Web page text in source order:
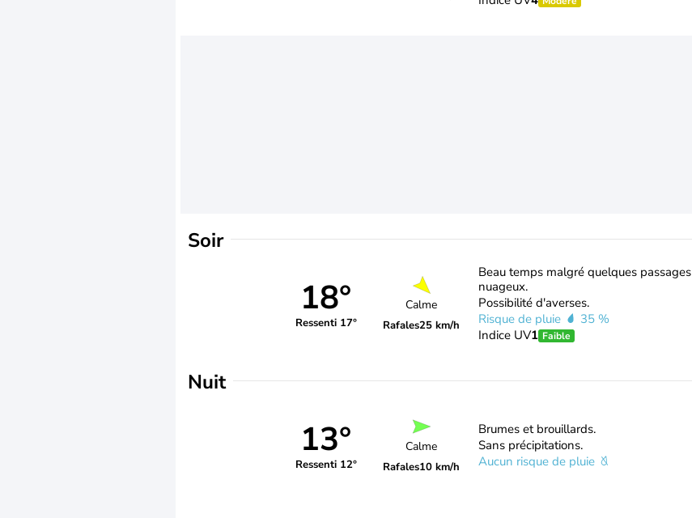
Soir
18°
Ressenti 17°
Calme
Rafales25 km/h
Beau temps malgré quelques passages
nuageux.
Possibilité d'averses.
Risque de pluie
35 %
Indice UV1 Faible
Nuit
13°
Ressenti 12°
Calme
Rafales10 km/h
Brumes et brouillards.
Sans précipitations.
Aucun risque de pluie